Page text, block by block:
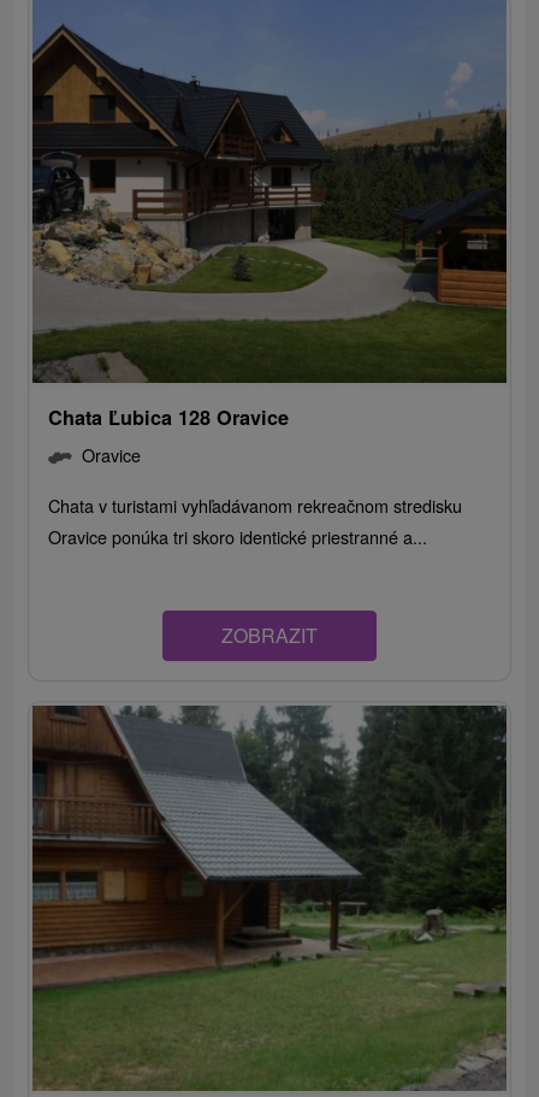
Chata Ľubica 128 Oravice
Oravice
Chata v turistami vyhľadávanom rekreačnom stredisku
Oravice ponúka tri skoro identické priestranné a...
ZOBRAZIT